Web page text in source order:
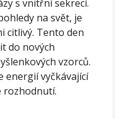
s vnitřní sekrecí.
na svět, je
citlivý. Tento den
do nových
vzorců.
energií vyčkávající
rozhodnutí.